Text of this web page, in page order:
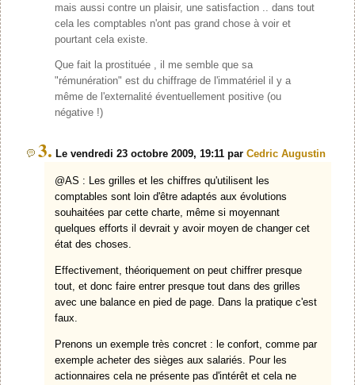
mais aussi contre un plaisir, une satisfaction .. dans tout
cela les comptables n'ont pas grand chose à voir et
pourtant cela existe.
Que fait la prostituée , il me semble que sa
"rémunération" est du chiffrage de l'immatériel il y a
même de l'externalité éventuellement positive (ou
négative !)
3. Le vendredi 23 octobre 2009, 19:11 par Cedric Augustin
@AS : Les grilles et les chiffres qu'utilisent les
comptables sont loin d'être adaptés aux évolutions
souhaitées par cette charte, même si moyennant
quelques efforts il devrait y avoir moyen de changer cet
état des choses.
Effectivement, théoriquement on peut chiffrer presque
tout, et donc faire entrer presque tout dans des grilles
avec une balance en pied de page. Dans la pratique c'est
faux.
Prenons un exemple très concret : le confort, comme par
exemple acheter des sièges aux salariés. Pour les
actionnaires cela ne présente pas d'intérêt et cela ne